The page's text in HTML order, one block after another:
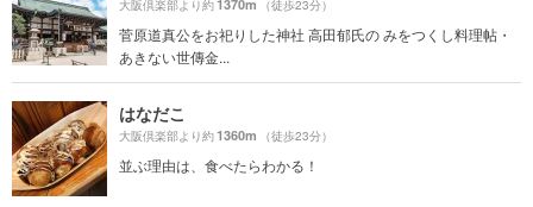
大阪倶楽部より約1370m （徒歩23分）
菅原道真公をお祀りした神社 高田郁氏の みをつくし料理帖・
あきない世傳金...
はなだこ
大阪倶楽部より約1360m （徒歩23分）
並ぶ理由は、食べたらわかる！